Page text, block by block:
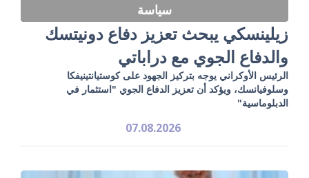
سياسة
زيلينسكي يبحث تعزيز دفاع دونيتسك
والدفاع الجوي مع دراباتي
الرئيس الأوكراني يوجه بتركيز الجهود على كوستيانتينيفكا
وسلوفيانسك، ويؤكد أن تعزيز الدفاع الجوي "استثمار في
الدبلوماسية"
07.08.2026